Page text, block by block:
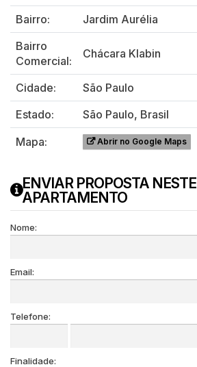
Bairro:
Jardim Aurélia
Bairro
Comercial:
Chácara Klabin
Cidade:
São Paulo
Estado:
São Paulo, Brasil
Mapa:
Abrir no Google Maps
ENVIAR PROPOSTA NESTE
APARTAMENTO
Nome:
Email:
Telefone:
Finalidade: